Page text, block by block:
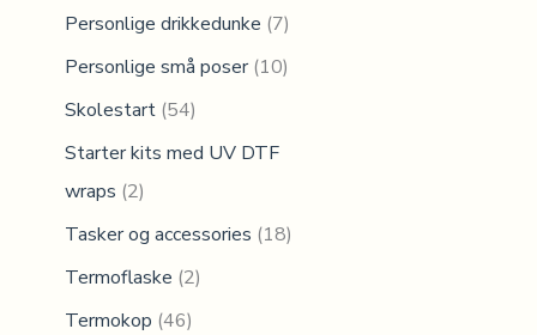
Personlige drikkedunke (7)
Personlige små poser (10)
Skolestart (54)
Starter kits med UV DTF
wraps (2)
Tasker og accessories (18)
Termoflaske (2)
Termokop (46)